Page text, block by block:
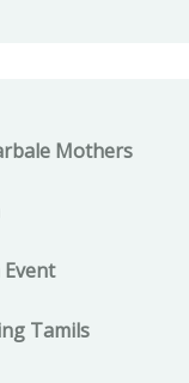
Mothers
Tamils